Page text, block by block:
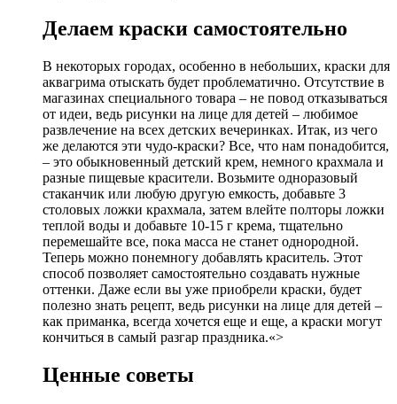
Делаем краски самостоятельно
В некоторых городах, особенно в небольших, краски для
аквагрима отыскать будет проблематично. Отсутствие в
магазинах специального товара – не повод отказываться
от идеи, ведь рисунки на лице для детей – любимое
развлечение на всех детских вечеринках. Итак, из чего
же делаются эти чудо-краски? Все, что нам понадобится,
– это обыкновенный детский крем, немного крахмала и
разные пищевые красители. Возьмите одноразовый
стаканчик или любую другую емкость, добавьте 3
столовых ложки крахмала, затем влейте полторы ложки
теплой воды и добавьте 10-15 г крема, тщательно
перемешайте все, пока масса не станет однородной.
Теперь можно понемногу добавлять краситель. Этот
способ позволяет самостоятельно создавать нужные
оттенки. Даже если вы уже приобрели краски, будет
полезно знать рецепт, ведь рисунки на лице для детей –
как приманка, всегда хочется еще и еще, а краски могут
кончиться в самый разгар праздника.«>
Ценные советы